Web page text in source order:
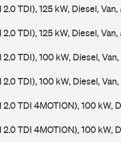
TDI), 125 kW, Diesel, Van,
TDI), 125 kW, Diesel, Van,
TDI), 100 kW, Diesel,
TDI), 100 kW, Diesel,
TDI 4MOTION), 100 kW,
TDI 4MOTION), 100 kW,